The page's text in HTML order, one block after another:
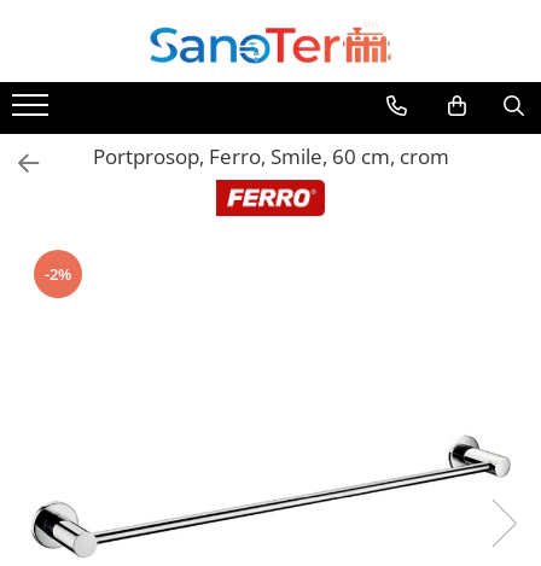
Toate Produsele
Obiecte Sanitare
Lavoare
Lavoare incastrabile
Lavoare sub blat
Vase wc statative
Seturi vase wc monobloc
Portprosop, Ferro, Smile, 60 cm, crom
-2%